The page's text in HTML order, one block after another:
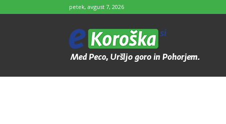
petek, avgust 7, 2026
e-
Koroška